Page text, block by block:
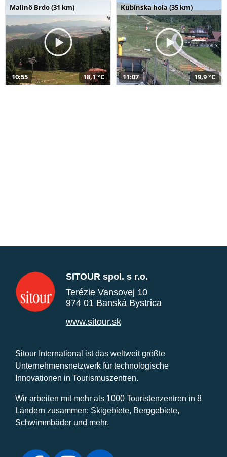
Malinô Brdo (31 km)
10:55 18,1 °C
Kubínska hoľa (35 km)
11:07 19,9 °C
SITOUR spol. s r.o.
Terézie Vansovej 10
974 01 Banská Bystrica
www.sitour.sk
Sitour International ist das weltweit größte
Unternehmensnetzwerk für technologische
Innovationen in Tourismuszentren.
Wir arbeiten mit mehr als 1000 Touristenzentren in 8
Ländern zusammen: Skigebiete, Berggebiete,
Schwimmbäder und mehr.